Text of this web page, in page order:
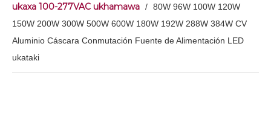
ukaxa 100-277VAC ukhamawa / 80W 96W 100W 120W
150W 200W 300W 500W 600W 180W 192W 288W 384W CV
Aluminio Cáscara Conmutación Fuente de Alimentación LED
ukataki